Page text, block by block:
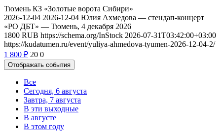
Тюмень КЗ «Золотые ворота Сибири»
2026-12-04 2026-12-04 Юлия Ахмедова — стендап-концерт
«РО ДБТ» — Тюмень, 4 декабря 2026
1800 RUB https://schema.org/InStock 2026-07-31T03:42:00+03:00
https://kudatumen.ru/event/yuliya-ahmedova-tyumen-2026-12-04-2/
1 800 ₽ 20 0
Отображать события
Все
Сегодня, 6 августа
Завтра, 7 августа
В эти выходные
В августе
В этом году